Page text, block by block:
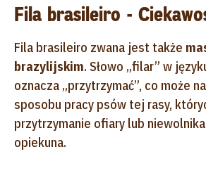
Fila brasileiro -
Fila brasileiro zwana jest także
brazylijskim. Słowo „filar” w
oznacza „przytrzymać”, co może
sposobu pracy psów tej rasy,
przytrzymanie ofiary lub
opiekuna.